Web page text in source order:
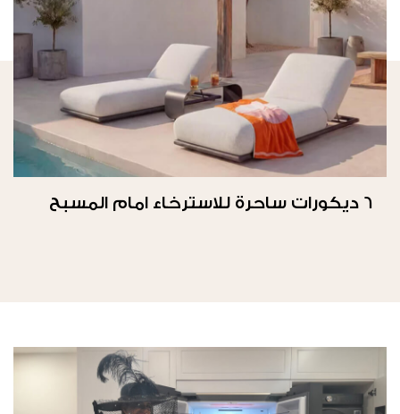
6 ديكورات ساحرة للاسترخاء امام المسبح